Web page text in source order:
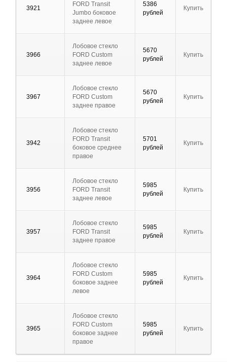
3921
FORD Transit
Jumbo боковое
заднее левое
5386
рублей
Купить
3966
Лобовое стекло
FORD Custom
заднее левое
5670
рублей
Купить
3967
Лобовое стекло
FORD Custom
заднее правое
5670
рублей
Купить
3942
Лобовое стекло
FORD Transit
боковое среднее
правое
5701
рублей
Купить
3956
Лобовое стекло
FORD Transit
заднее левое
5985
рублей
Купить
3957
Лобовое стекло
FORD Transit
заднее правое
5985
рублей
Купить
3964
Лобовое стекло
FORD Custom
боковое заднее
левое
5985
рублей
Купить
3965
Лобовое стекло
FORD Custom
боковое заднее
правое
5985
рублей
Купить